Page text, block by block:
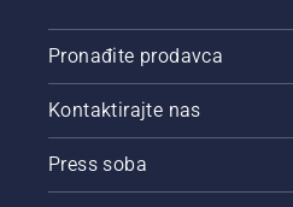
Pronađite prodavca
Kontaktirajte nas
Press soba